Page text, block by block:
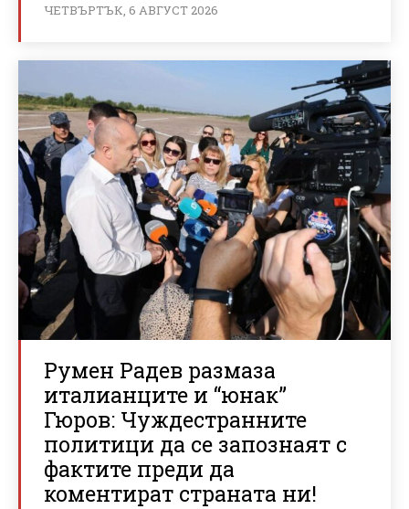
ЧЕТВЪРТЪК, 6 АВГУСТ 2026
Румен Радев размаза
италианците и “юнак”
Гюров: Чуждестранните
политици да се запознаят с
фактите преди да
коментират страната ни!